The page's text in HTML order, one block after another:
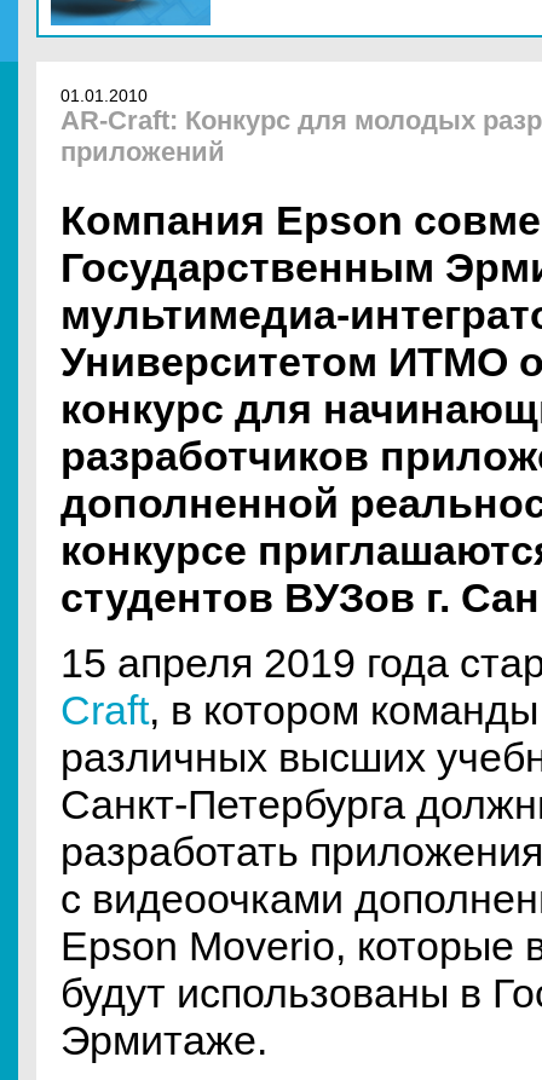
01.01.2010
AR-Сraft: Конкурс для молодых
приложений
Компания Epson
Государственным
мультимедиа-
Университетом ИТМО
конкурс для
разработчиков
дополненной
конкурсе
студентов ВУЗов г.
15 апреля 2019 года
Сraft, в котором
различных высших
Санкт-Петербурга
разработать
с видеоочками
Epson Moverio, которые
будут использованы в
Эрмитаже.